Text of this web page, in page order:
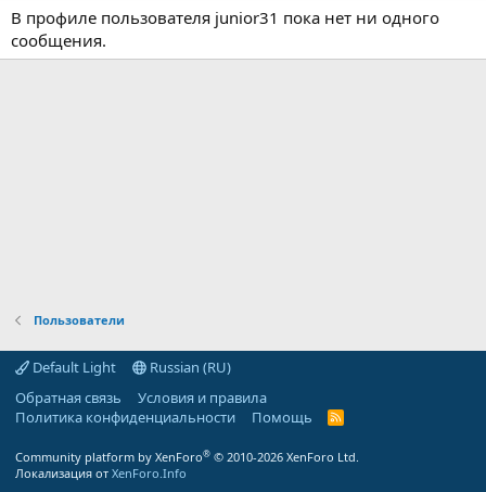
В профиле пользователя junior31 пока нет ни одного
сообщения.
Пользователи
Default Light
Russian (RU)
Обратная связь
Условия и правила
Политика конфиденциальности
Помощь
R
Community platform by XenForo® © 2010-2026 XenForo Ltd.
Локализация от XenForo.Info